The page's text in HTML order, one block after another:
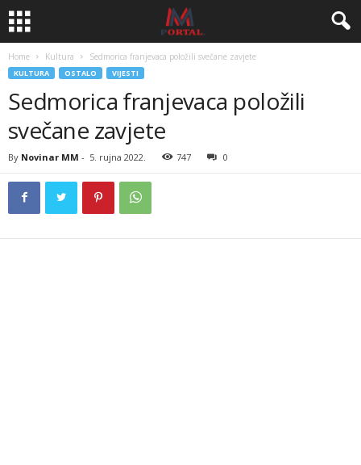
Home Kultura Sedmorica franjevaca položili svečane zavjete
KULTURA OSTALO VIJESTI
Sedmorica franjevaca položili
svečane zavjete
By Novinar MM - 5. rujna 2022. 747 0